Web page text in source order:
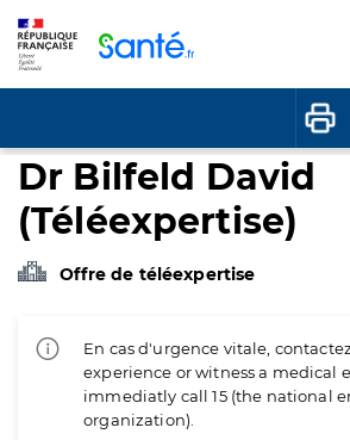
Dr Bilfeld David
(Téléexpertise)
Offre de téléexpertise
En cas d'urgence vitale, contactez
experience or witness a medical
immediatly call 15 (the national
organization).